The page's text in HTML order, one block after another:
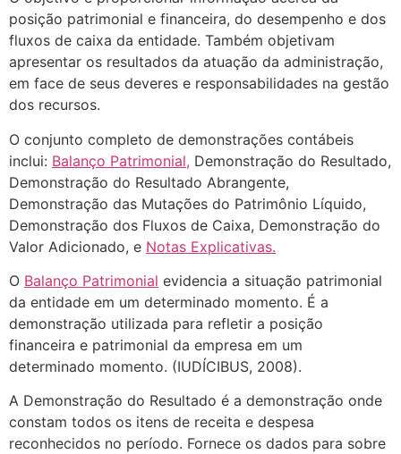
posição patrimonial e financeira, do desempenho e dos
fluxos de caixa da entidade. Também objetivam
apresentar os resultados da atuação da administração,
em face de seus deveres e responsabilidades na gestão
dos recursos.
O conjunto completo de demonstrações contábeis
inclui: Balanço Patrimonial, Demonstração do Resultado,
Demonstração do Resultado Abrangente,
Demonstração das Mutações do Patrimônio Líquido,
Demonstração dos Fluxos de Caixa, Demonstração do
Valor Adicionado, e Notas Explicativas.
O Balanço Patrimonial evidencia a situação patrimonial
da entidade em um determinado momento. É a
demonstração utilizada para refletir a posição
financeira e patrimonial da empresa em um
determinado momento. (IUDÍCIBUS, 2008).
A Demonstração do Resultado é a demonstração onde
constam todos os itens de receita e despesa
reconhecidos no período. Fornece os dados para sobre